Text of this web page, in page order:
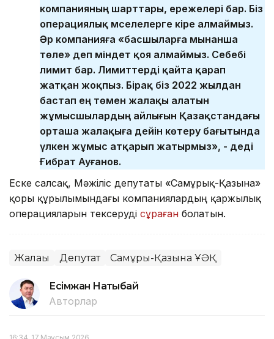
компанияның шарттары, ережелері бар. Біз
операциялық мәселелерге кіре алмаймыз.
Әр компанияға «басшыларға мынанша
төле» деп міндет қоя алмаймыз. Себебі
лимит бар. Лимиттерді қайта қарап
жатқан жоқпыз. Бірақ біз 2022 жылдан
бастап ең төмен жалақы алатын
жұмысшылардың айлығын Қазақстандағы
орташа жалақыға дейін көтеру бағытында
үлкен жұмыс атқарып жатырмыз», - деді
Ғибрат Ауғанов.
Еске салсақ, Мәжіліс депутаты «Самұрық-Қазына»
қоры құрылымындағы компаниялардың қаржылық
операцияларын тексеруді сұраған болатын.
Жалақы Депутат Самұрық-Қазына ҰӘҚ
Есімжан Нақтыбай
Авторлар